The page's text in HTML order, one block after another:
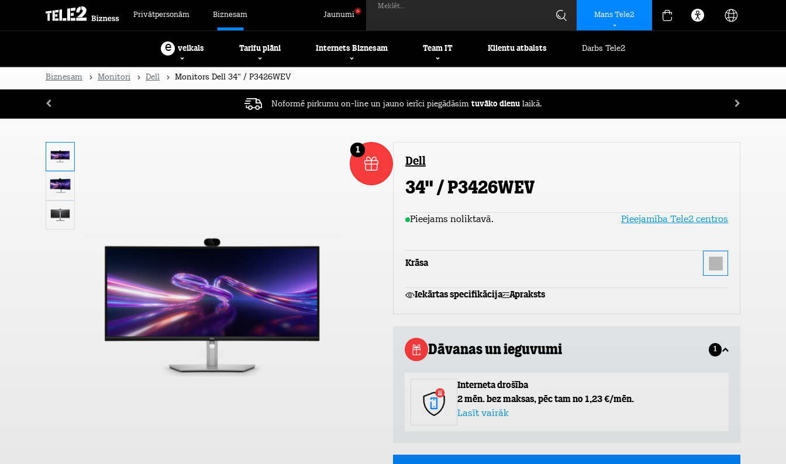
Privātpersonām Biznesam Jaunumi
Meklēt...
Mans Tele2
e veikals Tarifu plāni Internets Biznesam Team IT Klientu atbalsts Darbs Tele2
Biznesam Monitori Dell Monitors Dell 34" / P3426WEV
Noformē pirkumu on-line un jauno ierīci piegādāsim tuvāko dienu laikā.
1
Dell
34" / P3426WEV
Pieejams noliktavā. Pieejamība Tele2 centros
Krāsa
Iekārtas specifikācija Apraksts
Dāvanas un ieguvumi 1
Interneta drošība
2 mēn. bez maksas, pēc tam no 1,23 €/mēn.
Lasīt vairāk